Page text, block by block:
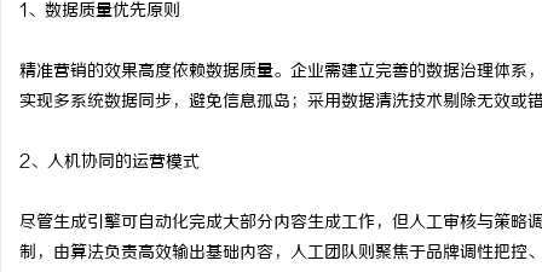
1、数据质量优先原则
精准营销的效果高度依赖数据质量。企业需建立完善的数据治理体
实现多系统数据同步，避免信息孤岛；采用数据清洗技术剔除无效或
2、人机协同的运营模式
尽管生成引擎可自动化完成大部分内容生成工作，但人工审核与策
制，由算法负责高效输出基础内容，人工团队则聚焦于品牌调性把